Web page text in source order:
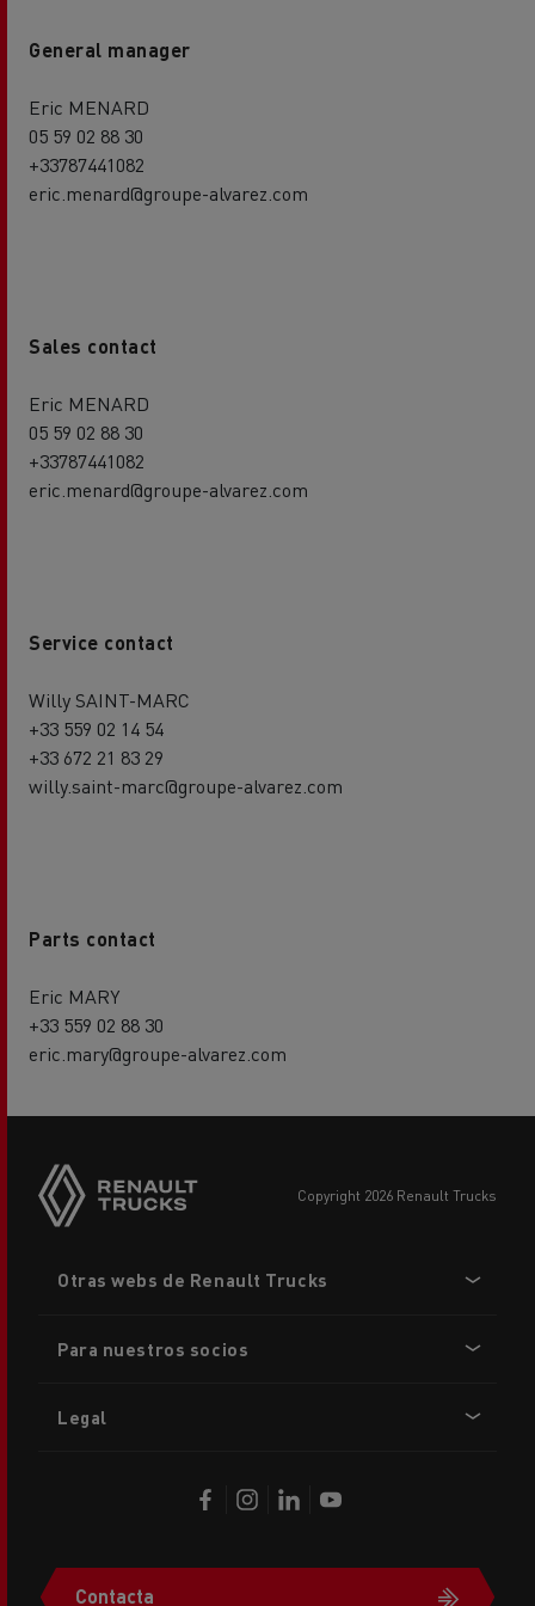
General manager
Eric MENARD
05 59 02 88 30
+33787441082
eric.menard@groupe-alvarez.com
Sales contact
Eric MENARD
05 59 02 88 30
+33787441082
eric.menard@groupe-alvarez.com
Service contact
Willy SAINT-MARC
+33 559 02 14 54
+33 672 21 83 29
willy.saint-marc@groupe-alvarez.com
Parts contact
Eric MARY
+33 559 02 88 30
eric.mary@groupe-alvarez.com
copyright 2026 Renault Trucks
menu
Otras webs de Renault Trucks
Para nuestros socios
Legal
Contacta